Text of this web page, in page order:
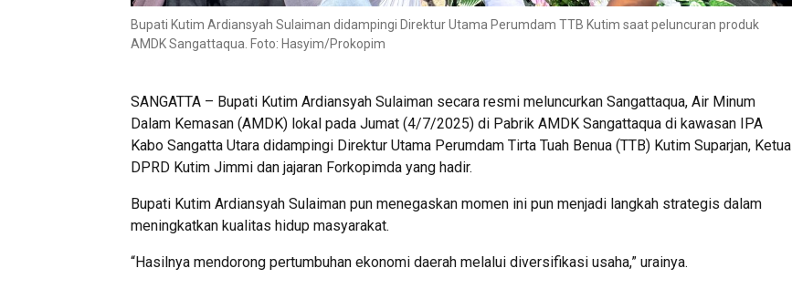
Bupati Kutim Ardiansyah Sulaiman didampingi Direktur Utama Perumdam TTB Kutim saat peluncuran produk
AMDK Sangattaqua. Foto: Hasyim/Prokopim
SANGATTA – Bupati Kutim Ardiansyah Sulaiman secara resmi meluncurkan Sangattaqua, Air Minum
Dalam Kemasan (AMDK) lokal pada Jumat (4/7/2025) di Pabrik AMDK Sangattaqua di kawasan IPA
Kabo Sangatta Utara didampingi Direktur Utama Perumdam Tirta Tuah Benua (TTB) Kutim Suparjan, Ketua
DPRD Kutim Jimmi dan jajaran Forkopimda yang hadir.
Bupati Kutim Ardiansyah Sulaiman pun menegaskan momen ini pun menjadi langkah strategis dalam
meningkatkan kualitas hidup masyarakat.
“Hasilnya mendorong pertumbuhan ekonomi daerah melalui diversifikasi usaha,” urainya.